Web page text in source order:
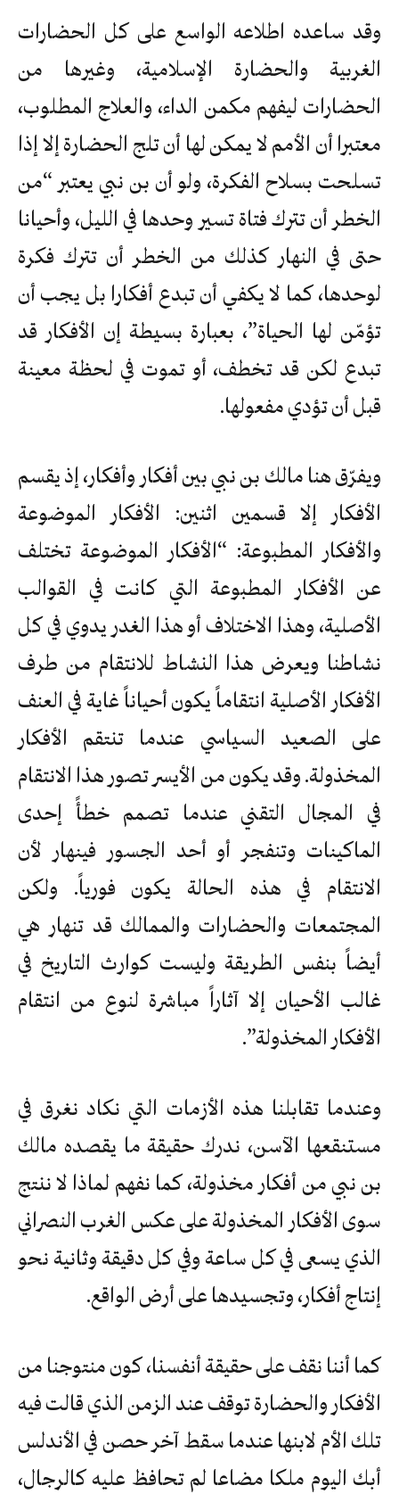
وقد ساعده اطلاعه الواسع على كل الحضارات
الغربية والحضارة الإسلامية، وغيرها من
الحضارات ليفهم مكمن الداء، والعلاج المطلوب،
معتبرا أن الأمم لا يمكن لها أن تلج الحضارة إلا إذا
تسلحت بسلاح الفكرة، ولو أن بن نبي يعتبر “من
الخطر أن تترك فتاة تسير وحدها في الليل، وأحيانا
حتى في النهار كذلك من الخطر أن تترك فكرة
لوحدها، كما لا يكفي أن تبدع أفكارا بل يجب أن
تؤمّن لها الحياة”، بعبارة بسيطة إن الأفكار قد
تبدع لكن قد تخطف، أو تموت في لحظة معينة
قبل أن تؤدي مفعولها.
ويفرّق هنا مالك بن نبي بين أفكار وأفكار، إذ يقسم
الأفكار إلا قسمين اثنين: الأفكار الموضوعة
والأفكار المطبوعة: “الأفكار الموضوعة تختلف
عن الأفكار المطبوعة التي كانت في القوالب
الأصلية، وهذا الاختلاف أو هذا الغدر يدوي في كل
نشاطنا ويعرض هذا النشاط للانتقام من طرف
الأفكار الأصلية انتقاماً يكون أحياناً غاية في العنف
على الصعيد السياسي عندما تنتقم الأفكار
المخذولة. وقد يكون من الأيسر تصور هذا الانتقام
في المجال التقني عندما تصمم خطأً إحدى
الماكينات وتنفجر أو أحد الجسور فينهار لأن
الانتقام في هذه الحالة يكون فورياً. ولكن
المجتمعات والحضارات والممالك قد تنهار هي
أيضاً بنفس الطريقة وليست كوارث التاريخ في
غالب الأحيان إلا آثاراً مباشرة لنوع من انتقام
الأفكار المخذولة”.
وعندما تقابلنا هذه الأزمات التي نكاد نغرق في
مستنقعها الآسن، ندرك حقيقة ما يقصده مالك
بن نبي من أفكار مخذولة، كما نفهم لماذا لا ننتج
سوى الأفكار المخذولة على عكس الغرب النصراني
الذي يسعى في كل ساعة وفي كل دقيقة وثانية نحو
إنتاج أفكار، وتجسيدها على أرض الواقع.
كما أننا نقف على حقيقة أنفسنا، كون منتوجنا من
الأفكار والحضارة توقف عند الزمن الذي قالت فيه
تلك الأم لابنها عندما سقط آخر حصن في الأندلس
أبك اليوم ملكا مضاعا لم تحافظ عليه كالرجال،